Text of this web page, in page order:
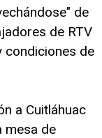
de
de RTV
condiciones de
a Cuitláhuac
mesa de